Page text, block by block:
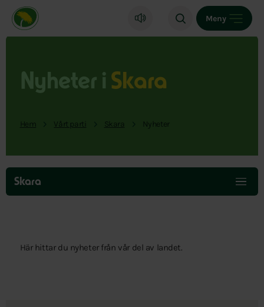
Miljöpartiet de gröna, startsida
Meny
Nyheter i Skara
Hem Vårt parti Skara Nyheter
Hoppa
över
menyn
Skara
Här hittar du nyheter från vår del av landet.